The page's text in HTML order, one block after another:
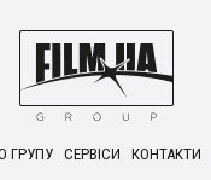
ГРУПУ СЕРВІСИ КОНТАКТИ